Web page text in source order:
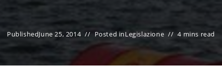
PublishedJune 25, 2014 Posted inLegislazione 4 mins read